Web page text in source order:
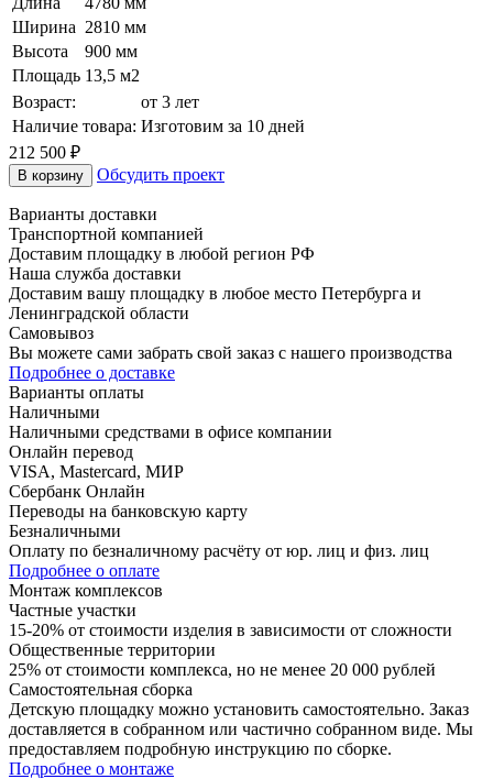
Ширина 2810 мм
Высота
900 мм
Площадь 13,5 м2
Возраст:
от 3 лет
Наличие товара: Изготовим за 10 дней
212 500 ₽
В корзину Обсудить проект
Варианты доставки
Транспортной компанией
Доставим площадку в любой регион РФ
Наша служба доставки
Доставим вашу площадку в любое место Петербурга и
Ленинградской области
Самовывоз
Вы можете сами забрать свой заказ с нашего производства
Подробнее о доставке
Варианты оплаты
Наличными
Наличными средствами в офисе компании
Онлайн перевод
VISA, Mastercard, МИР
Сбербанк Онлайн
Переводы на банковскую карту
Безналичными
Оплату по безналичному расчёту от юр. лиц и физ. лиц
Подробнее о оплате
Монтаж комплексов
Частные участки
15-20% от стоимости изделия в зависимости от сложности
Общественные территории
25% от стоимости комплекса, но не менее 20 000 рублей
Самостоятельная сборка
Детскую площадку можно установить самостоятельно. Заказ
доставляется в собранном или частично собранном виде. Мы
предоставляем подробную инструкцию по сборке.
Подробнее о монтаже